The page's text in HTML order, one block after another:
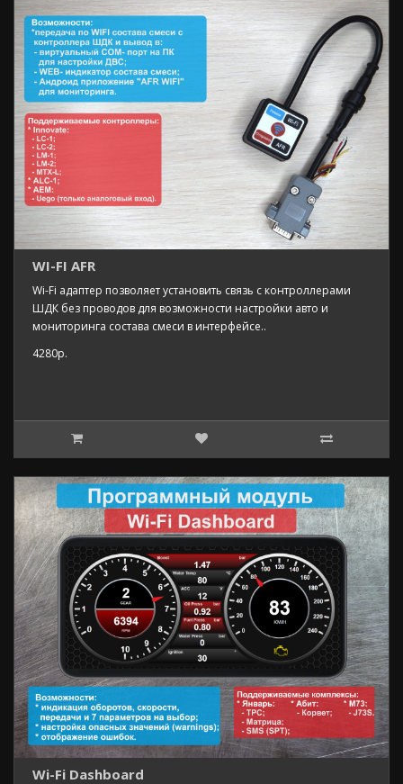
WI-FI AFR
Wi-Fi адаптер позволяет установить связь с контроллерами
ШДК без проводов для возможности настройки авто и
мониторинга состава смеси в интерфейсе..
4280р.
Wi-Fi Dashboard